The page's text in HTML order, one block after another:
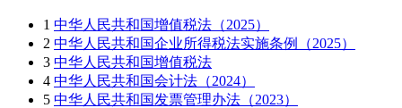
1 中华人民共和国增值税法（2025）
2 中华人民共和国企业所得税法实施条例（2025）
3 中华人民共和国增值税法
4 中华人民共和国会计法（2024）
5 中华人民共和国发票管理办法（2023）